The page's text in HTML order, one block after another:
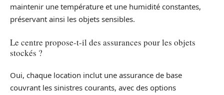
maintenir une température et une humidité constantes,
préservant ainsi les objets sensibles.
Le centre propose-t-il des assurances pour les objets
stockés ?
Oui, chaque location inclut une assurance de base
couvrant les sinistres courants, avec des options